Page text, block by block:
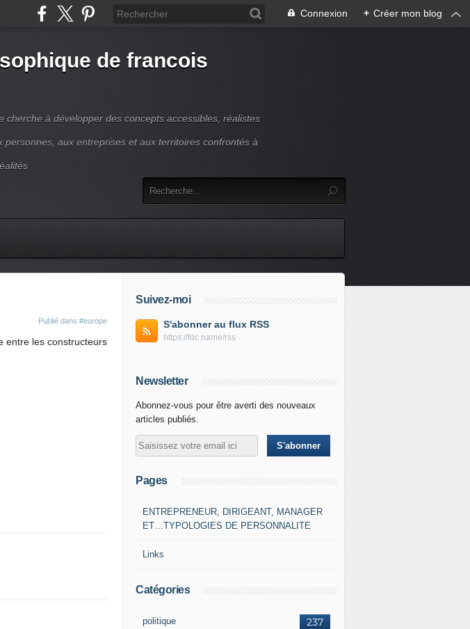
Connexion + Créer mon blog
de francois
cherche à développer des concepts accessibles, réalistes
personnes, aux entreprises et aux territoires confrontés à
Publié dans #europe
entre les constructeurs
Suivez-moi
S'abonner au flux RSS
https://fdc.name/rss
Newsletter
Abonnez-vous pour être averti des nouveaux
articles publiés.
Pages
ENTREPRENEUR, DIRIGEANT, MANAGER
ET…TYPOLOGIES DE PERSONNALITE
Links
Catégories
237
politique